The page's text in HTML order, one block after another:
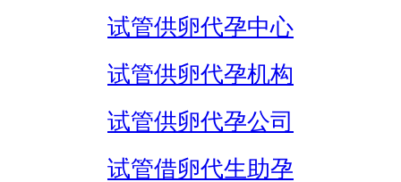
试管供卵代孕中心
试管供卵代孕机构
试管供卵代孕公司
试管借卵代生助孕